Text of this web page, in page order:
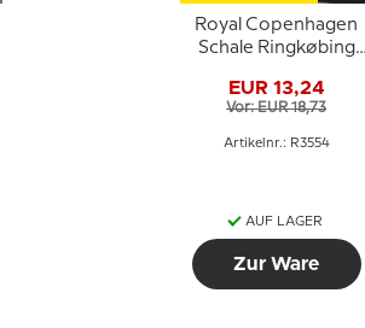
Royal Copenhagen
Schale Ringkøbing
EUR 13,24
Vor: EUR 18,73
Artikelnr.: R3554
AUF LAGER
Zur Ware